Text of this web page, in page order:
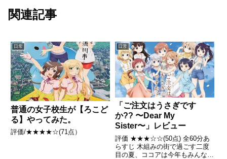
関連記事
日常
普通の女子校生が【ろこど
る】やってみた。
評価/★★★★☆(71点）
日常
「ご注文はうさぎです
か?? 〜Dear My
Sister〜」レビュー
評価 ★★★☆☆(50点) 全60分あ
らすじ 木組みの街で過ごす二度
目の夏、ココアは今年もみんなと